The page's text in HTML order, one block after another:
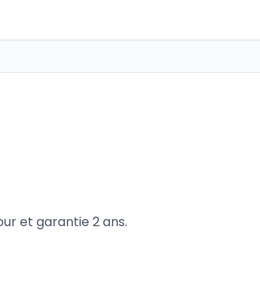
et garantie 2 ans.